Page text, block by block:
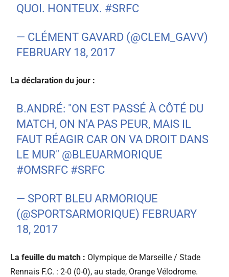
QUOI. HONTEUX. #SRFC
— CLÉMENT GAVARD (@CLEM_GAVV)
FEBRUARY 18, 2017
La déclaration du jour :
B.ANDRÉ: "ON EST PASSÉ À CÔTÉ DU
MATCH, ON N'A PAS PEUR, MAIS IL
FAUT RÉAGIR CAR ON VA DROIT DANS
LE MUR" @BLEUARMORIQUE
#OMSRFC #SRFC
— SPORT BLEU ARMORIQUE
(@SPORTSARMORIQUE) FEBRUARY
18, 2017
La feuille du match : Olympique de Marseille / Stade
Rennais F.C. : 2-0 (0-0), au stade, Orange Vélodrome.